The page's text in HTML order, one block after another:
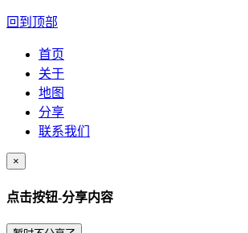
回到顶部
首页
关于
地图
分享
联系我们
×
点击按钮-分享内容